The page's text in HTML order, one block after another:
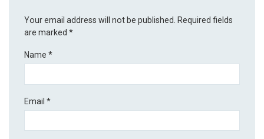
Your email address will not be published. Required fields
are marked*
Name*
Email*